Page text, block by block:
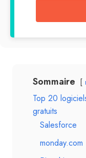
Sommaire
Top 20
gratuits
Salesforce
monday.com